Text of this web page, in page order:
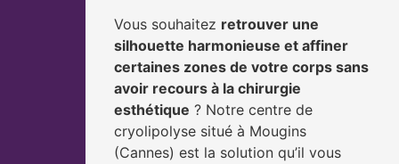
Vous souhaitez retrouver une
silhouette harmonieuse et affiner
certaines zones de votre corps sans
avoir recours à la chirurgie
esthétique ? Notre centre de
cryolipolyse situé à Mougins
(Cannes) est la solution qu’il vous